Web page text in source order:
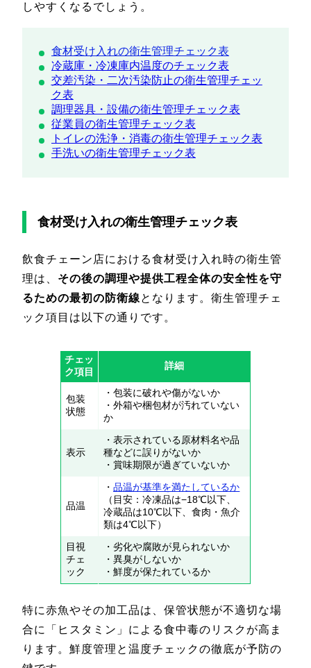
しやすくなるでしょう。
食材受け入れの衛生管理チェック表
冷蔵庫・冷凍庫内温度のチェック表
交差汚染・二次汚染防止の衛生管理チェッ
ク表
調理器具・設備の衛生管理チェック表
従業員の衛生管理チェック表
トイレの洗浄・消毒の衛生管理チェック表
手洗いの衛生管理チェック表
食材受け入れの衛生管理チェック表
飲食チェーン店における食材受け入れ時の衛生管
理は、 その後の調理や提供工程全体の安全性を守
るための最初の防衛線となります。衛生管理チェ
ック項目は以下の通りです。
チェッ
ク項目
詳細
包装
状態
・包装に破れや傷がないか
・外箱や梱包材が汚れていない
か
表示
・表示されている原材料名や品
種などに誤りがないか
・賞味期限が過ぎていないか
品温
・品温が基準を満たしているか
（目安：冷凍品は−18℃以下、
冷蔵品は10℃以下、食肉・魚介
類は4℃以下）
目視
チェ
ック
・劣化や腐敗が見られないか
・異臭がしないか
・鮮度が保たれているか
特に赤魚やその加工品は、保管状態が不適切な場
合に「ヒスタミン」による食中毒のリスクが高ま
ります。鮮度管理と温度チェックの徹底が予防の